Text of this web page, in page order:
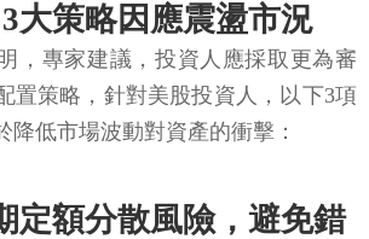
大策略因應震盪市況
，專家建議，投資人應採取更為審
置策略，針對美股投資人，以下3項
降低市場波動對資產的衝擊：
定額分散風險，避免錯